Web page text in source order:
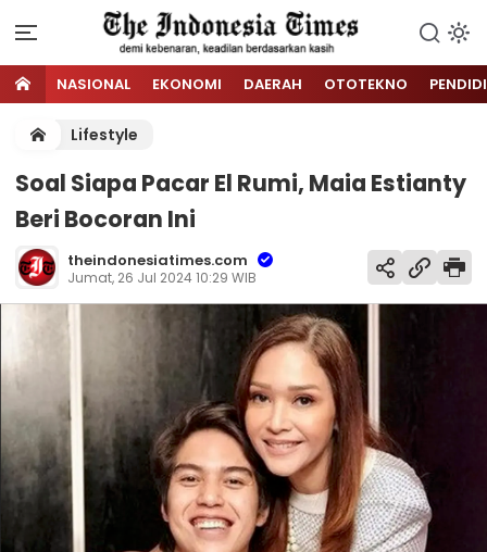
NASIONAL EKONOMI DAERAH OTOTEKNO
Lifestyle
Soal Siapa Pacar El Rumi, Maia Estianty
Beri Bocoran Ini
theindonesiatimes.com
Jumat, 26 Jul 2024 10:29 WIB